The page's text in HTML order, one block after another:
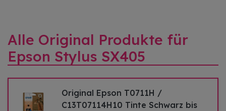
Alle Original Produkte für
Epson Stylus SX405
Original Epson T0711H /
C13T07114H10 Tinte Schwarz bis